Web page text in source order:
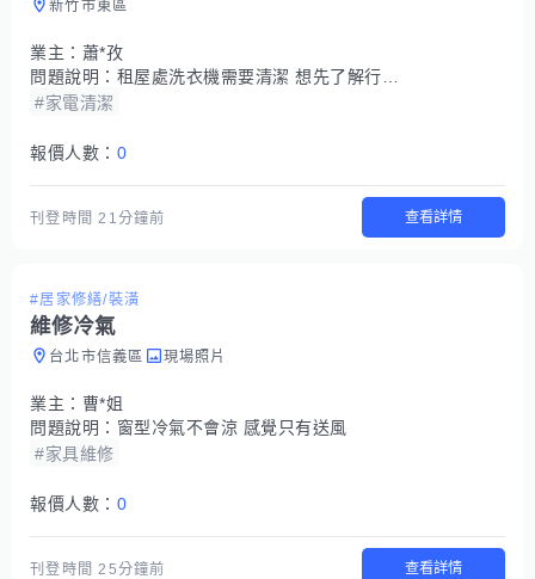
新竹市東區
業主： 蕭*孜
問題說明： 租屋處洗衣機需要清潔 想先了解行情 再評估要自行處理還是請師傅協助
#家電清潔
報價人數： 0
刊登時間21分鐘前 查看詳情
#居家修繕/裝潢
維修冷氣
台北市信義區 現場照片
業主： 曹*姐
問題說明： 窗型冷氣不會涼 感覺只有送風
#家具維修
報價人數： 0
刊登時間25分鐘前 查看詳情